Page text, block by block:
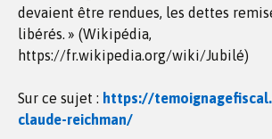
devaient être rendues, les dettes
libérés. » (Wikipédia,
https://fr.wikipedia.org/wiki/Jubilé)
Sur ce sujet : https://
claude-reichman/